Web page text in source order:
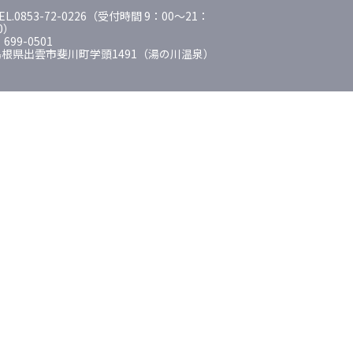
72-0226（受付時間 9：00～21：
699-0501
県出雲市斐川町学頭1491（湯の川温泉）